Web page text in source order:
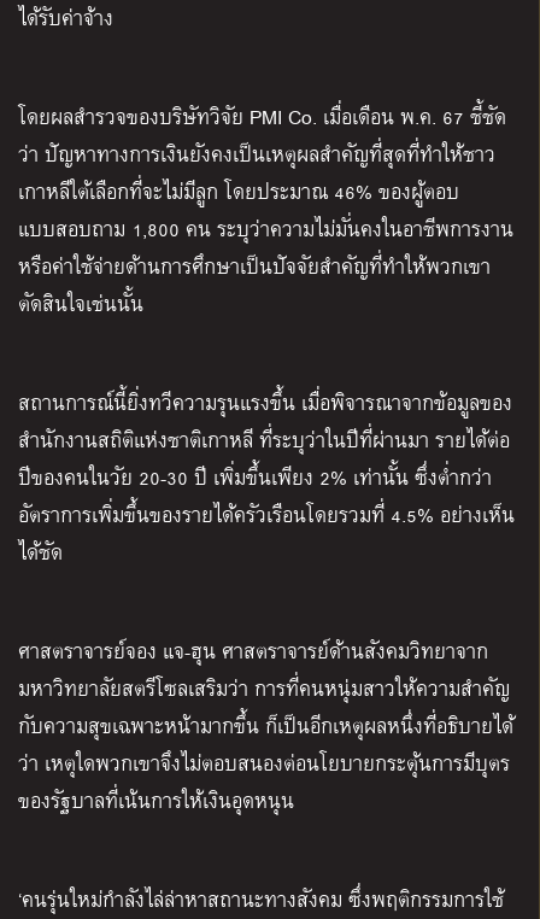
ได้รับค่าจ้าง
โดยผลสำรวจของบริษัทวิจัย PMI Co. เมื่อเดือน พ.ค. 67 ชี้ชัด
ว่า ปัญหาทางการเงินยังคงเป็นเหตุผลสำคัญที่สุดที่ทำให้ชาว
เกาหลีใต้เลือกที่จะไม่มีลูก โดยประมาณ 46% ของผู้ตอบ
แบบสอบถาม 1,800 คน ระบุว่าความไม่มั่นคงในอาชีพการงาน
หรือค่าใช้จ่ายด้านการศึกษาเป็นปัจจัยสำคัญที่ทำให้พวกเขา
ตัดสินใจเช่นนั้น
สถานการณ์นี้ยิ่งทวีความรุนแรงขึ้น เมื่อพิจารณาจากข้อมูลของ
สำนักงานสถิติแห่งชาติเกาหลี ที่ระบุว่าในปีที่ผ่านมา รายได้ต่อ
ปีของคนในวัย 20-30 ปี เพิ่มขึ้นเพียง 2% เท่านั้น ซึ่งต่ำกว่า
อัตราการเพิ่มขึ้นของรายได้ครัวเรือนโดยรวมที่ 4.5% อย่างเห็น
ได้ชัด
ศาสตราจารย์จอง แจ-ฮุน ศาสตราจารย์ด้านสังคมวิทยาจาก
มหาวิทยาลัยสตรีโซลเสริมว่า การที่คนหนุ่มสาวให้ความสำคัญ
กับความสุขเฉพาะหน้ามากขึ้น ก็เป็นอีกเหตุผลหนึ่งที่อธิบายได้
ว่า เหตุใดพวกเขาจึงไม่ตอบสนองต่อนโยบายกระตุ้นการมีบุตร
ของรัฐบาลที่เน้นการให้เงินอุดหนุน
‘คนรุ่นใหม่กำลังไล่ล่าหาสถานะทางสังคม ซึ่งพฤติกรรมการใช้